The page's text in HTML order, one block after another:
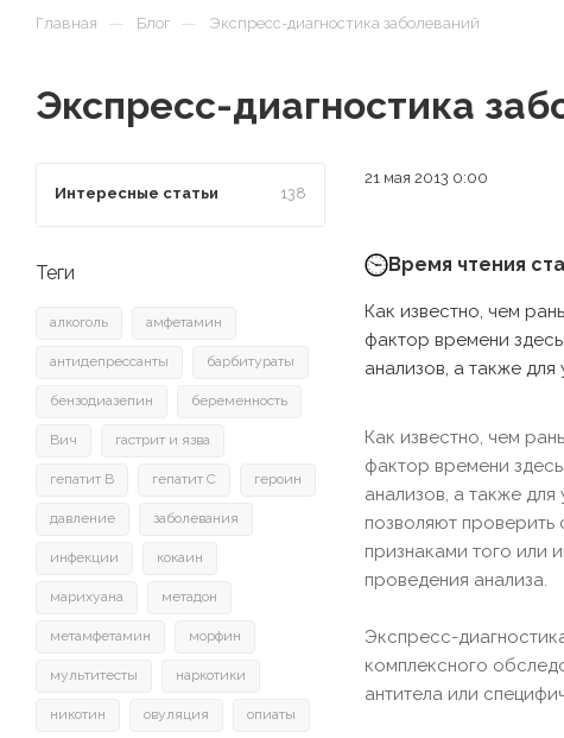
Экспресс-диагностика
Главная — Блог — Экспресс-диагностика заболеваний
21 мая 2013 0:00
Время чтения
Как известно, чем
фактор времени
анализов, а также
Как известно, чем
фактор времени
анализов, а также
позволяют проверить
признаками того или
проведения анализа.
Экспресс-
комплексного
антитела или
Интересные статьи 138
Теги
алкоголь амфетамин
антидепрессанты барбитураты
бензодиазепин беременность
Вич гастрит и язва
гепатит B гепатит C героин
давление заболевания
инфекции кокаин
марихуана метадон
метамфетамин морфин
мультитесты наркотики
никотин овуляция опиаты